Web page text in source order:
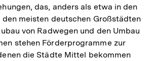
das, anders als etwa in den
den meisten deutschen Großstädten
von Radwegen und den Umbau
stehen Förderprogramme zur
die Städte Mittel bekommen